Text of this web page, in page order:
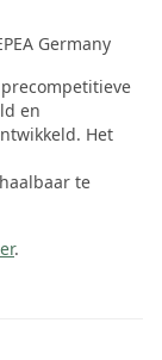
Germany
en
Het
te
.